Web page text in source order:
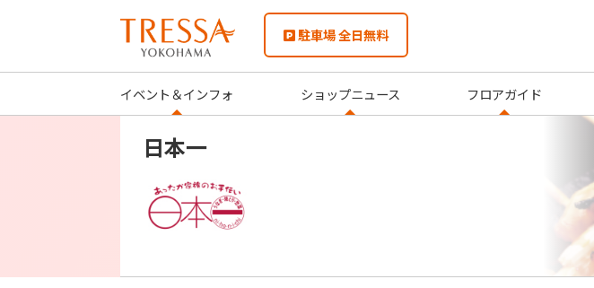
駐車場 全日無料
イベント＆インフォ ショップニュース フロアガイド
日本一